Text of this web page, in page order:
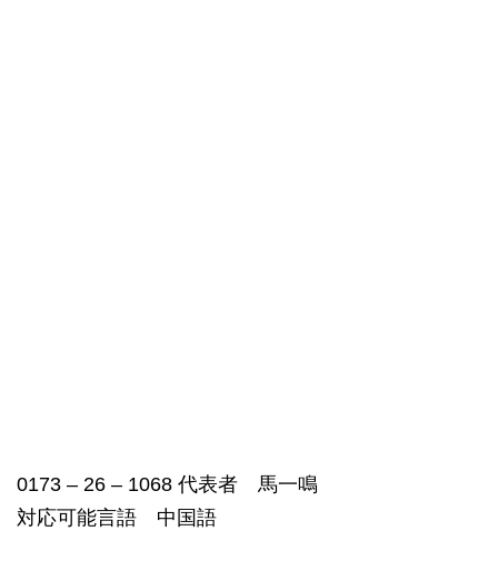
0173 – 26 – 1068 代表者 馬一鳴
対応可能言語 中国語